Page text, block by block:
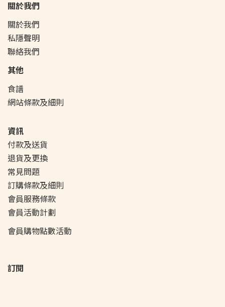
關於我們
關於我們
私隱聲明
聯絡我們
其他
食譜
網站條款及細則
資訊
付款及送貨
退貨及更換
常見問題
訂購條款及細則
會員服務條款
會員活動計劃
會員購物點數活動
訂閱